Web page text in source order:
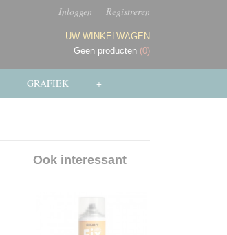
Inloggen Registreren
UW WINKELWAGEN
Geen producten (0)
GRAFIEK +
Ook interessant